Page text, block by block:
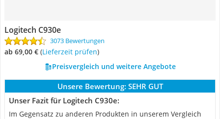
Logitech C930e
3073 Bewertungen
ab 69,00 € (Lieferzeit prüfen)
Preisvergleich und weitere Angebote
Unsere Bewertung: SEHR GUT
Unser Fazit für Logitech C930e:
Im Gegensatz zu anderen Produkten in unserem Vergleich